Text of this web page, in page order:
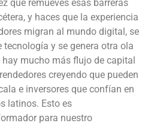
que remueves esas barreras
y haces que la experiencia
migran al mundo digital, se
tecnología y se genera otra ola
mucho más flujo de capital
creyendo que pueden
e inversores que confían en
latinos. Esto es
para nuestro